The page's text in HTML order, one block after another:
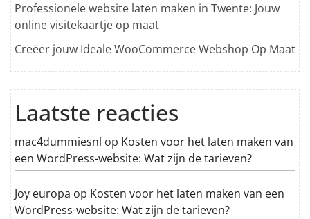
Professionele website laten maken in Twente: Jouw
online visitekaartje op maat
Creëer jouw Ideale WooCommerce Webshop Op Maat
Laatste reacties
mac4dummiesnl op Kosten voor het laten maken van
een WordPress-website: Wat zijn de tarieven?
Joy europa op Kosten voor het laten maken van een
WordPress-website: Wat zijn de tarieven?